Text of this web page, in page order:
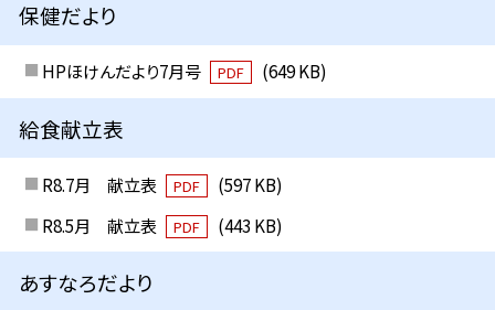
保健だより
HPほけんだより7月号 PDF (649 KB)
給食献立表
R8.7月 献立表 PDF
(597 KB)
R8.5月 献立表
PDF (443 KB)
あすなろだより